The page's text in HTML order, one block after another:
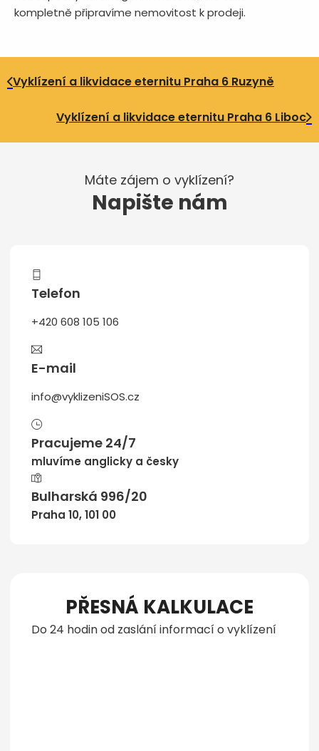
kompletně připravíme nemovitost k prodeji.
Vyklízení a likvidace eternitu Praha 6 Ruzyně
Vyklízení a likvidace eternitu Praha 6 Liboc
Máte zájem o vyklízení?
Napište nám
Telefon
+420 608 105 106
E-mail
info@vyklizeniSOS.cz
Pracujeme 24/7
mluvíme anglicky a česky
Bulharská 996/20
Praha 10, 101 00
PŘESNÁ KALKULACE
Do 24 hodin od zaslání informací o vyklízení